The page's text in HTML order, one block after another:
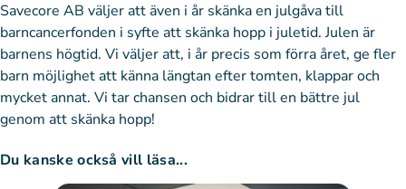
Savecore AB väljer att även i år skänka en julgåva till
barncancerfonden i syfte att skänka hopp i juletid. Julen är
barnens högtid. Vi väljer att, i år precis som förra året, ge fler
barn möjlighet att känna längtan efter tomten, klappar och
mycket annat. Vi tar chansen och bidrar till en bättre jul
genom att skänka hopp!
Du kanske också vill läsa...